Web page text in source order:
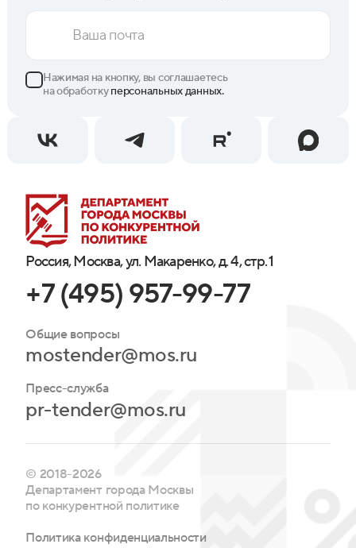
Россия, Москва, ул. Макаренко, д. 4, стр. 1
+7 (495) 957-99-77
Общие вопросы
mostender@mos.ru
Пресс-служба
pr-tender@mos.ru
Нажимая на кнопку, вы соглашаетесь
на обработкуперсональных данных.
© 2018-2026
Департамент города Москвы
по конкурентной политике
Политика конфиденциальности